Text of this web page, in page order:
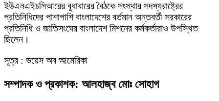
ইউএনএইচসিআরের বুধাবারের বৈঠকে সংস্থার সদস্যরাষ্ট্রের
প্রতিনিধিদের পাশাপাশি বাংলাদেশের বর্তমান অন্তবর্তী সরকারের
প্রতিনিধি ও জাতিসংঘের বাংলাদেশ মিশনের কর্মকর্তারাও উপস্থিত
ছিলেন।
সূত্র : ভয়েস অব আমেরিকা
সম্পাদক ও প্রকাশক: আলহাজ্ব মোঃ সোহাগ